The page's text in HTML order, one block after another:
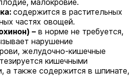
малокровие.
содержится в растительных
частях овощей.
– в норме не требуется,
нарушение
желудочно-кишечные
кишечными
а также содержится в шпинате,